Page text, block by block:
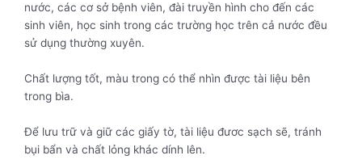
nước, các cơ sở bệnh viên, đài truyền hình cho đến các
sinh viên, học sinh trong các trường học trên cả nước đều
sử dụng thường xuyên.
Chất lượng tốt, màu trong có thể nhìn được tài liệu bên
trong bìa.
Để lưu trữ và giữ các giấy tờ, tài liệu đươc sạch sẽ, tránh
bụi bẩn và chất lỏng khác dính lên.